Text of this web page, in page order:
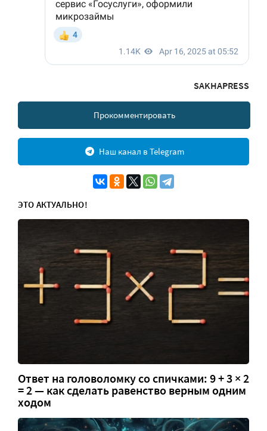
SAKHAPRESS
Прокомментировать
Наш канал в Telegram
ЭТО АКТУАЛЬНО!
Ответ на головоломку со спичками: 9 + 3 × 2
= 2 — как сделать равенство верным одним
ходом